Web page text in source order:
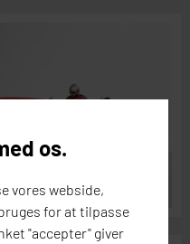
os.
vores webside,
for at tilpasse
"accepter" giver